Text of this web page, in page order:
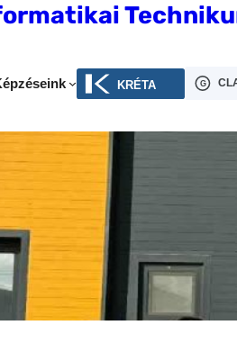
KRÉTA G
kínált tanulóink számára,
szerezzenek a munka
működését, és tájékozódjanak